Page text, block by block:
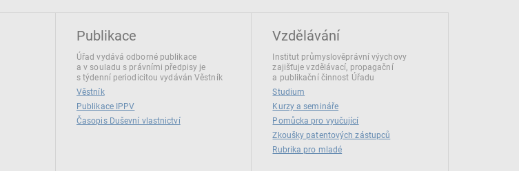
Publikace
Úřad vydává odborné publikace
a v souladu s právními předpisy je
s týdenní periodicitou vydáván Věstník
Věstník
Publikace IPPV
Časopis Duševní vlastnictví
Vzdělávání
Institut průmyslověprávní výychovy
zajišťuje vzdělávací, propagační
a publikační činnost Úřadu
Studium
Kurzy a semináře
Pomůcka pro vyučující
Zkoušky patentových zástupců
Rubrika pro mladé